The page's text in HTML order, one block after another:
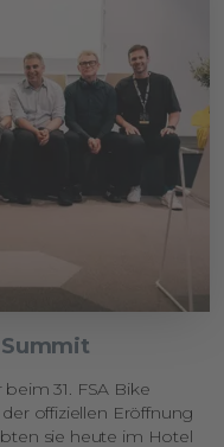
31. FSA Bike
der offiziellen Eröffnung
sie heute im Hotel